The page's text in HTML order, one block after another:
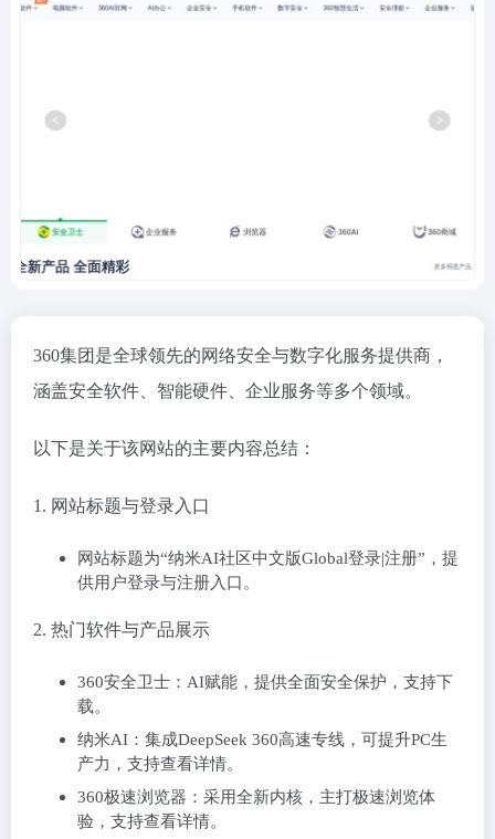
360集团是全球领先的网络安全与数字化服务提供商，
涵盖安全软件、智能硬件、企业服务等多个领域。
以下是关于该网站的主要内容总结：
‌1. 网站标题与登录入口‌
网站标题为“纳米AI社区中文版Global登录|注册”，提
供用户登录与注册入口。
‌2. 热门软件与产品展示‌
‌360安全卫士‌：AI赋能，提供全面安全保护，支持下
载。
‌纳米AI‌：集成DeepSeek 360高速专线，可提升PC生
产力，支持查看详情。
‌360极速浏览器‌：采用全新内核，主打极速浏览体
验，支持查看详情。